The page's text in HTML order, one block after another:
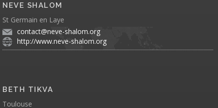
NEVE SHALOM
St Germain en Laye
contact@neve-shalom.org
http://www.neve-shalom.org
BETH TIKVA
Toulouse